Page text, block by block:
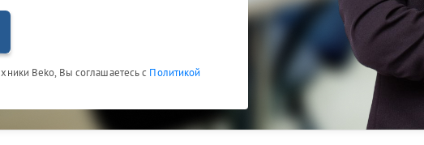
Beko, Вы соглашаетесь с Политикой